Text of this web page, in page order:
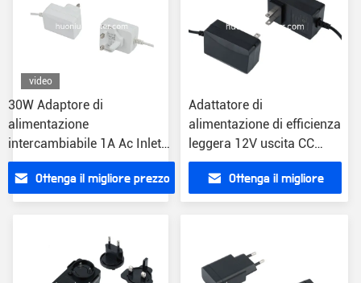
video
30W Adaptore di
alimentazione
intercambiabile 1A Ac Inlet
Maschio
OD5.5mm*ID2.1mm*L10mm
Dc Connector
Ottenga il migliore prezzo
Adattatore di
alimentazione di efficienza
leggera 12V uscita CC
5.5*2.1mm Protezione da
sovraccarico del
connettore
Ottenga il migliore